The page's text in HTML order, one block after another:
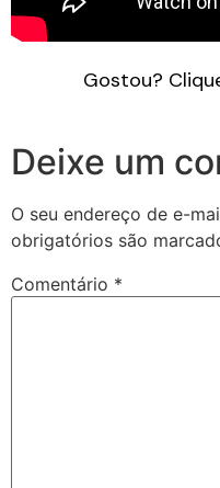
Gostou?
Deixe um
O seu endereço de e-
obrigatórios são
Comentário *